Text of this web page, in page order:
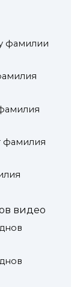
фамилии
фамилия
видео